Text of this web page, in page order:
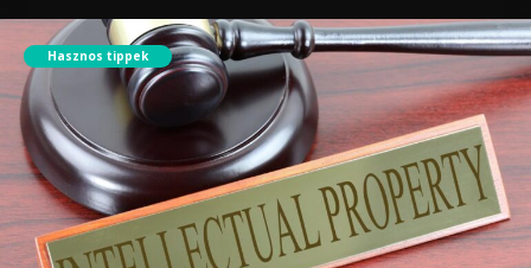
Hasznos tippek